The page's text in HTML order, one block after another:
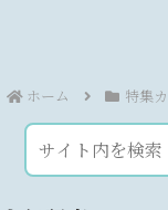
ホーム 特集